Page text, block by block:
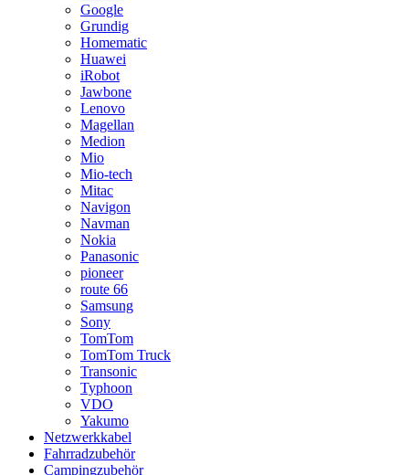
Google
Grundig
Homematic
Huawei
iRobot
Jawbone
Lenovo
Magellan
Medion
Mio
Mio-tech
Mitac
Navigon
Navman
Nokia
Panasonic
pioneer
route 66
Samsung
Sony
TomTom
TomTom Truck
Transonic
Typhoon
VDO
Yakumo
Netzwerkkabel
Fahrradzubehör
Campingzubehör